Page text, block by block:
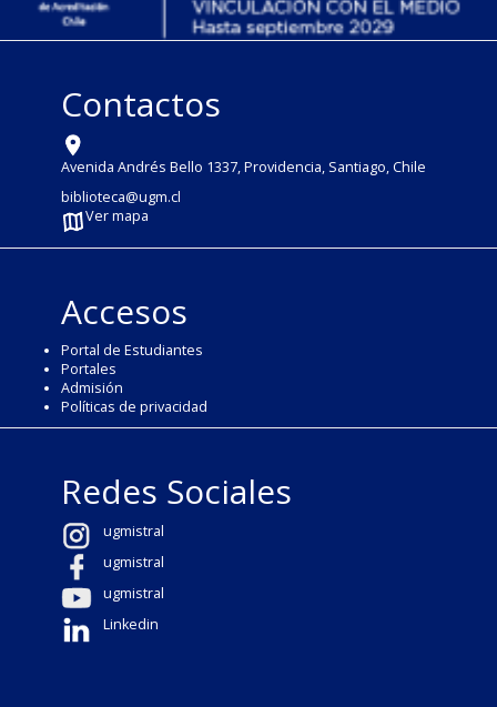
Contactos
Avenida Andrés Bello 1337, Providencia, Santiago, Chile
biblioteca@ugm.cl
Ver mapa
Accesos
Portal de Estudiantes
Portales
Admisión
Políticas de privacidad
Redes Sociales
ugmistral
ugmistral
ugmistral
Linkedin